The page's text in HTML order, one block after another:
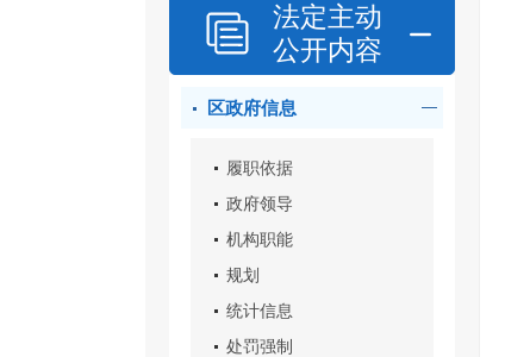
法定主动
公开内容
区政府信息
履职依据
政府领导
机构职能
规划
统计信息
处罚强制